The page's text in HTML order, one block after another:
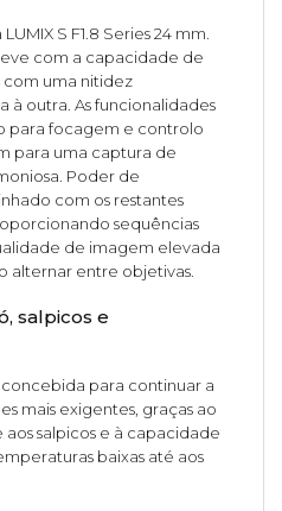
S F1.8 Series 24 mm.
com a capacidade de
com uma nitidez
à outra. As funcionalidades
para focagem e controlo
para uma captura de
Poder de
com os restantes
sequências
de imagem elevada
alternar entre objetivas.
salpicos e
concebida para continuar a
mais exigentes, graças ao
salpicos e à capacidade
baixas até aos